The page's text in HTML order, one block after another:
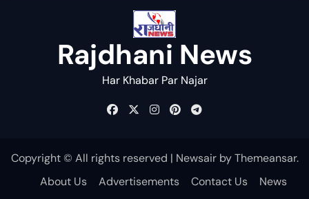
Rajdhani News
Har Khabar Par Najar
Copyright © All rights reserved | NewsairbyThemeansar.
About Us
Advertisements Contact Us News